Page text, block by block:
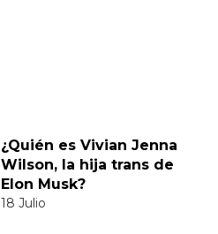
¿Quién es Vivian Jenna
Wilson, la hija trans de
Elon Musk?
18 Julio